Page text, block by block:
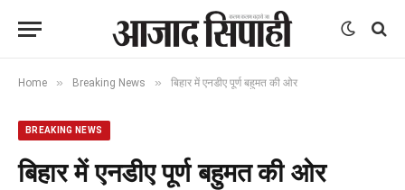
Home » Breaking News » बिहार में एनडीए पूर्ण बहुमत की ओर
BREAKING NEWS
बिहार में एनडीए पूर्ण बहुमत की ओर